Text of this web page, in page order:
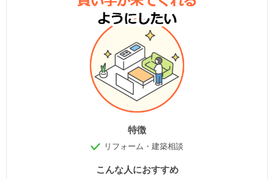
特徴
リフォーム・建築相談
こんな人におすすめ